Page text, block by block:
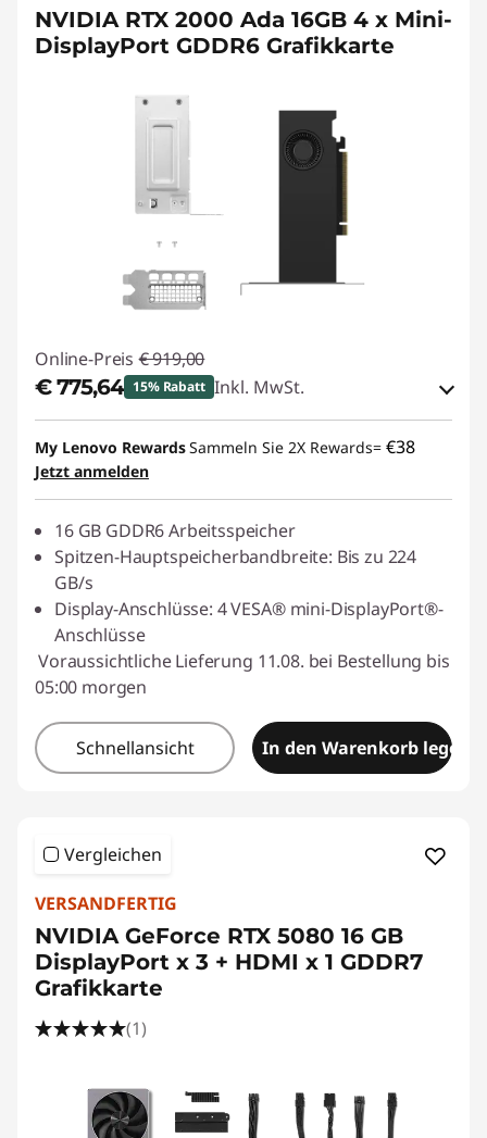
NVIDIA RTX 2000 Ada 16GB 4 x Mini-
DisplayPort GDDR6 Grafikkarte
Online-Preis € 919,00
€ 775,64 15% Rabatt Inkl. MwSt.
eCoupon-Rabatt :-€ 143,36
eCoupon :THINKDEAL
My Lenovo RewardsSammeln Sie 2X Rewards= €38
Jetzt anmelden
16 GB GDDR6 Arbeitsspeicher
Spitzen-Hauptspeicherbandbreite: Bis zu 224
GB/s
Display-Anschlüsse: 4 VESA® mini-DisplayPort®-
Anschlüsse
Voraussichtliche Lieferung 11.08. bei Bestellung bis
05:00 morgen
Schnellansicht In den Warenkorb legen
Vergleichen
VERSANDFERTIG
NVIDIA GeForce RTX 5080 16 GB
DisplayPort x 3 + HDMI x 1 GDDR7
Grafikkarte
(1)